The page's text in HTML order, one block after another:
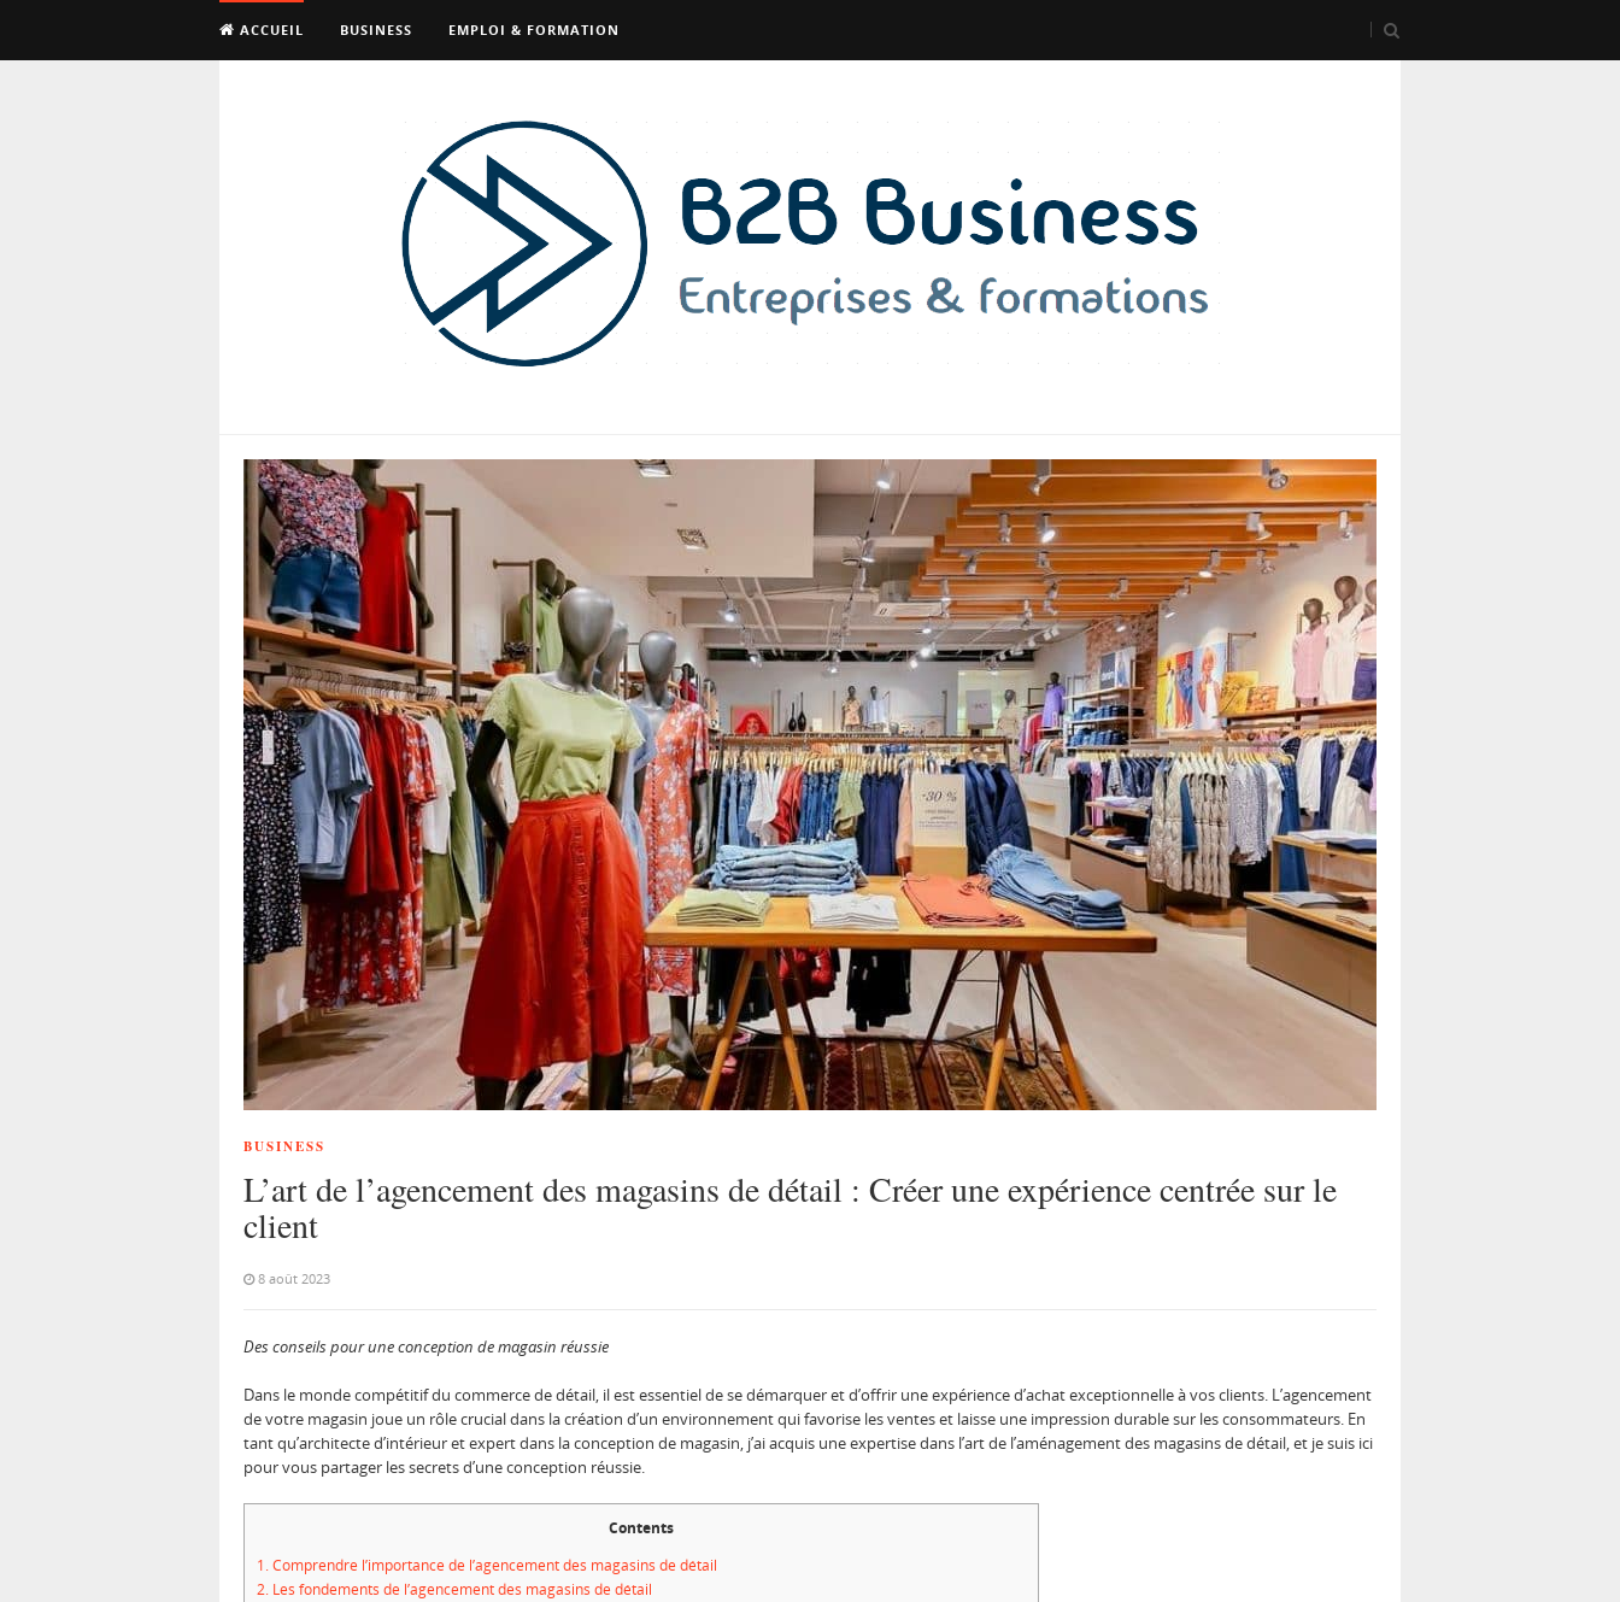
ACCUEIL BUSINESS EMPLOI & FORMATION
BUSINESS
L’art de l’agencement des magasins de détail : Créer une expérience centrée sur le
client
8 août 2023
Des conseils pour une conception de magasin réussie
Dans le monde compétitif du commerce de détail, il est essentiel de se démarquer et d’offrir une expérience d’achat exceptionnelle à vos clients. L’agencement
de votre magasin joue un rôle crucial dans la création d’un environnement qui favorise les ventes et laisse une impression durable sur les consommateurs. En
tant qu’architecte d’intérieur et expert dans la conception de magasin, j’ai acquis une expertise dans l’art de l’aménagement des magasins de détail, et je suis ici
pour vous partager les secrets d’une conception réussie.
Contents
1.Comprendre l’importance de l’agencement des magasins de détail
2. Les fondements de l’agencement des magasins de détail